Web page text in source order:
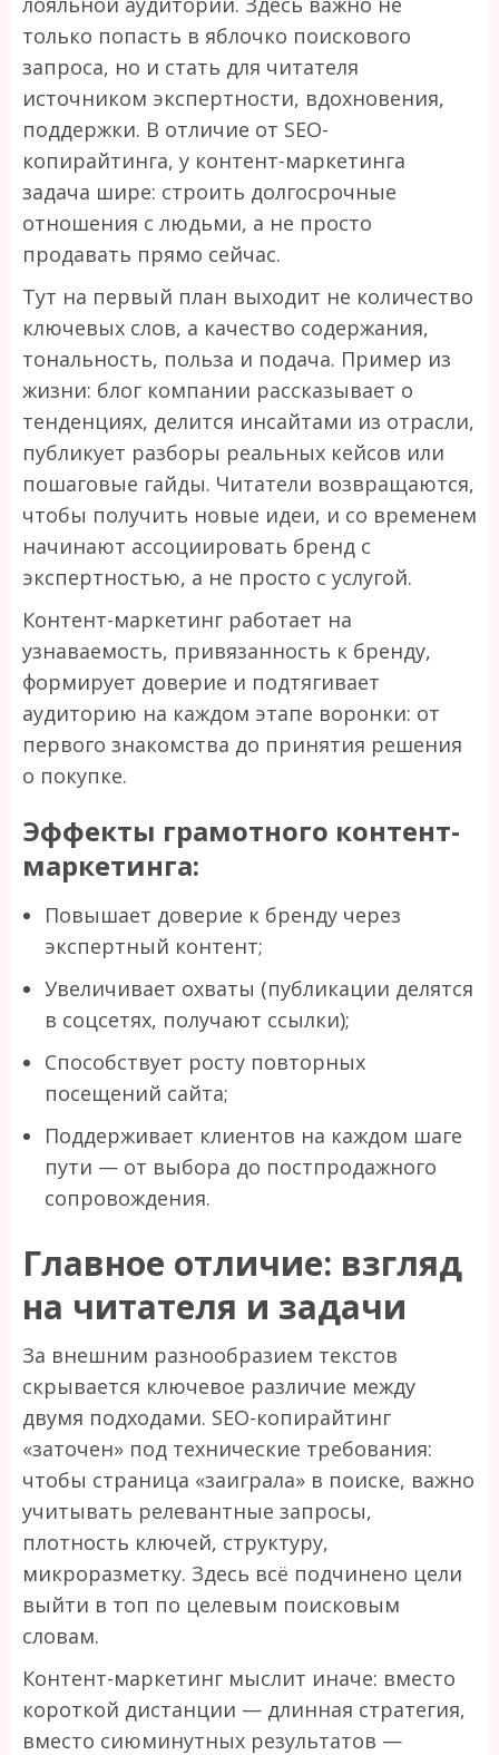
только попасть в яблочко поискового
запроса, но и стать для читателя
источником экспертности, вдохновения,
поддержки. В отличие от SEO-
копирайтинга, у контент-маркетинга
задача шире: строить долгосрочные
отношения с людьми, а не просто
продавать прямо сейчас.
Тут на первый план выходит не количество
ключевых слов, а качество содержания,
тональность, польза и подача. Пример из
жизни: блог компании рассказывает о
тенденциях, делится инсайтами из отрасли,
публикует разборы реальных кейсов или
пошаговые гайды. Читатели возвращаются,
чтобы получить новые идеи, и со временем
начинают ассоциировать бренд с
экспертностью, а не просто с услугой.
Контент-маркетинг работает на
узнаваемость, привязанность к бренду,
формирует доверие и подтягивает
аудиторию на каждом этапе воронки: от
первого знакомства до принятия решения
о покупке.
Эффекты грамотного контент-
маркетинга:
Повышает доверие к бренду через
экспертный контент;
Увеличивает охваты (публикации делятся
в соцсетях, получают ссылки);
Способствует росту повторных
посещений сайта;
Поддерживает клиентов на каждом шаге
пути — от выбора до постпродажного
сопровождения.
Главное отличие: взгляд
на читателя и задачи
За внешним разнообразием текстов
скрывается ключевое различие между
двумя подходами. SEO-копирайтинг
«заточен» под технические требования:
чтобы страница «заиграла» в поиске, важно
учитывать релевантные запросы,
плотность ключей, структуру,
микроразметку. Здесь всё подчинено цели
выйти в топ по целевым поисковым
словам.
Контент-маркетинг мыслит иначе: вместо
короткой дистанции — длинная стратегия,
вместо сиюминутных результатов —